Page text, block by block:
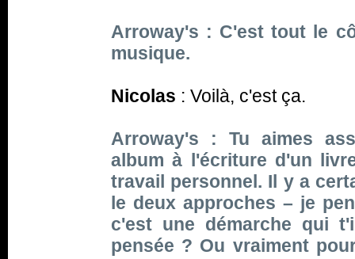
Arroway's : C'est tout le
musique.
Nicolas : Voilà, c'est ça.
Arroway's : Tu aimes
album à l'écriture d'un
travail personnel. Il y a
le deux approches – je
c'est une démarche qui
pensée ? Ou vraiment